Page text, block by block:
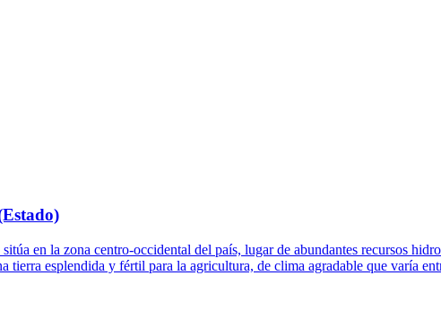
en la zona centro-occidental del país, lugar de abundantes recursos
esplendida y fértil para la agricultura, de clima agradable que varía